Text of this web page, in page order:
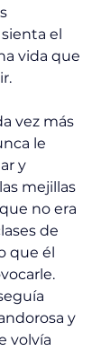
el
vida que
vez más
le
y
mejillas
no era
de
que él
y
volvía